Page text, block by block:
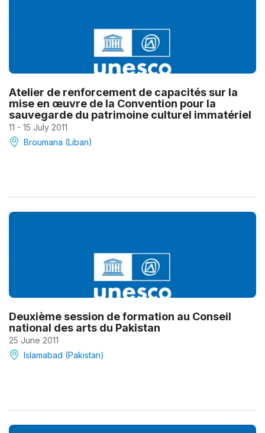
Atelier de renforcement de capacités sur la
mise en œuvre de la Convention pour la
sauvegarde du patrimoine culturel immatériel
11 - 15 July 2011
Broumana (Liban)
Deuxième session de formation au Conseil
national des arts du Pakistan
25 June 2011
Islamabad (Pakistan)